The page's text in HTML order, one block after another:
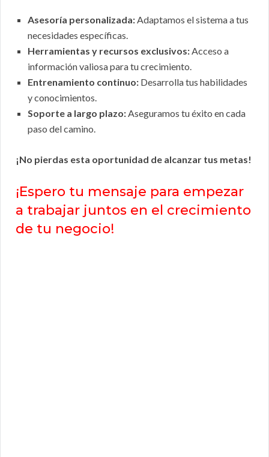
Asesoría personalizada:Adaptamos el sistema a tus
necesidades específicas.
Herramientas y recursos exclusivos:Acceso a
información valiosa para tu crecimiento.
Entrenamiento continuo: Desarrolla tus habilidades
y conocimientos.
Soporte a largo plazo:Aseguramos tu éxito en cada
paso del camino.
¡No pierdas esta oportunidad de alcanzar tus metas!
¡Espero tu mensaje para empezar
a trabajar juntos en el crecimiento
de tu negocio!